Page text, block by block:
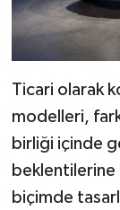
Ticari olarak
modelleri,
birliği içinde
beklentilerine
biçimde